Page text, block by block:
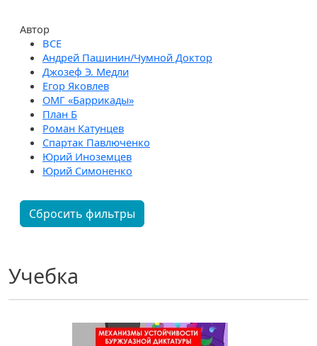
Учебка
Автор
Андрей Пашинин/Чумной Доктор
Джозеф Э. Медли
Егор Яковлев
ОМГ «Баррикады»
План Б
Роман Катунцев
Спартак Павлюченко
Юрий Иноземцев
Юрий Симоненко
Сбросить фильтры